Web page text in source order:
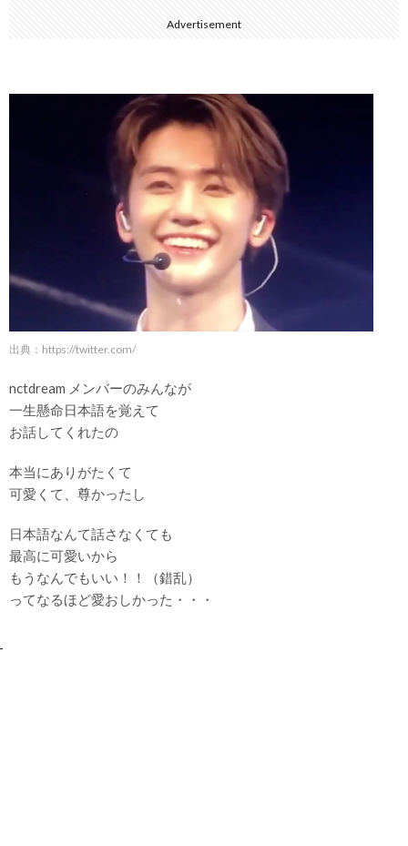
Advertisement
出典： https://twitter.com/
nctdream メンバーのみんなが
一生懸命日本語を覚えて
お話してくれたの
本当にありがたくて
可愛くて、尊かったし
日本語なんて話さなくても
最高に可愛いから
もうなんでもいい！！（錯乱）
ってなるほど愛おしかった・・・